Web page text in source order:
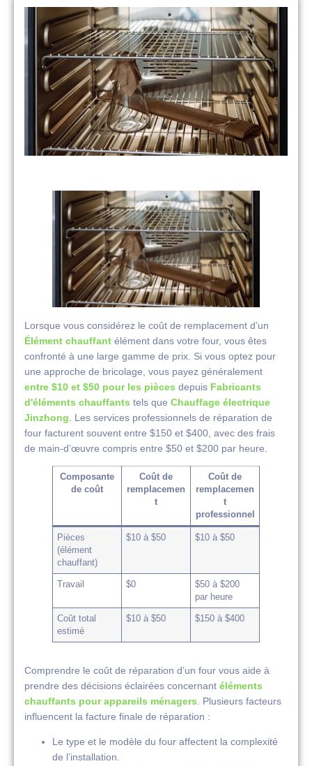
Lorsque vous considérez le coût de remplacement d’un
Élément chauffant élément dans votre four, vous êtes
confronté à une large gamme de prix. Si vous optez pour
une approche de bricolage, vous payez généralement
entre $10 et $50 pour les pièces depuis Fabricants
d'éléments chauffants tels que Chauffage électrique
Jinzhong . Les services professionnels de réparation de
four facturent souvent entre $150 et $400, avec des frais
de main-d’œuvre compris entre $50 et $200 par heure.
Composante
de coût
Coût de
remplacemen
t
Coût de
remplacemen
t
professionnel
Pièces
(élément
chauffant)
$10 à $50 $10 à $50
Travail $0
$50 à $200
par heure
Coût total
estimé
$10 à $50 $150 à $400
Comprendre le coût de réparation d’un four vous aide à
prendre des décisions éclairées concernant éléments
chauffants pour appareils ménagers . Plusieurs facteurs
influencent la facture finale de réparation :
Le type et le modèle du four affectent la complexité
de l’installation.